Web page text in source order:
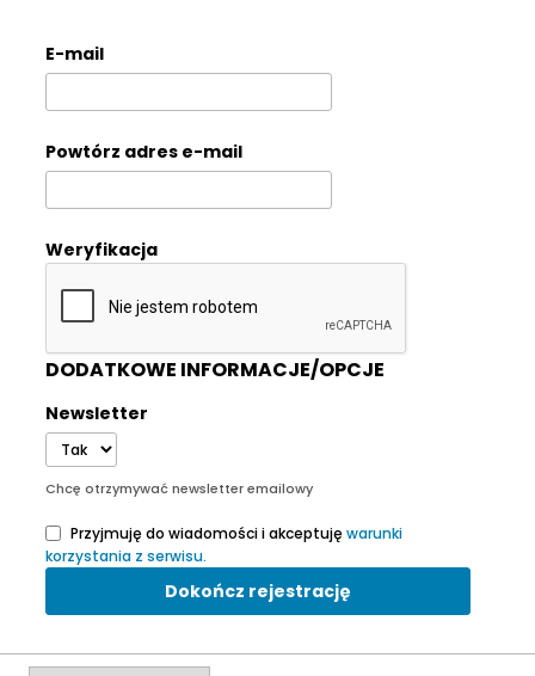
E-mail
Powtórz adres e-mail
Weryfikacja
DODATKOWE INFORMACJE/OPCJE
Newsletter
Chcę otrzymywać newsletter emailowy
Przyjmuję do wiadomości i akceptuję warunki
korzystania z serwisu.
Dokończ rejestrację